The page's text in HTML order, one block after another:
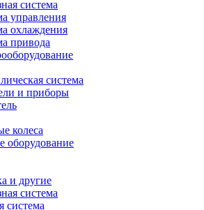
система
управления
охлаждения
привода
система
и приборы
колеса
оборудование
и другие
система
система